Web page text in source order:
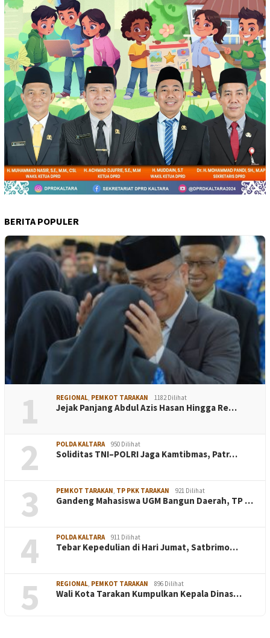
BERITA POPULER
1 REGIONAL, PEMKOT TARAKAN 1182 Dilihat
Jejak Panjang Abdul Azis Hasan Hingga Re…
2 POLDA KALTARA 950 Dilihat
Soliditas TNI–POLRI Jaga Kamtibmas, Patr…
3 PEMKOT TARAKAN, TP PKK TARAKAN 921 Dilihat
Gandeng Mahasiswa UGM Bangun Daerah, TP …
4 POLDA KALTARA 911 Dilihat
Tebar Kepedulian di Hari Jumat, Satbrimo…
5 REGIONAL, PEMKOT TARAKAN 896 Dilihat
Wali Kota Tarakan Kumpulkan Kepala Dinas…